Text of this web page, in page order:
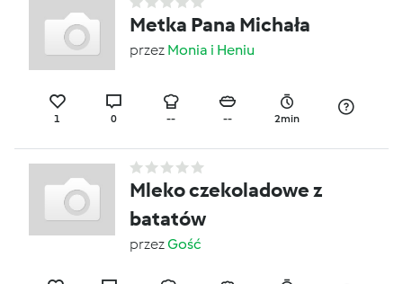
Metka Pana Michała
przez Monia i Heniu
1 0 -- -- 2min
Mleko czekoladowe z
batatów
przezGość